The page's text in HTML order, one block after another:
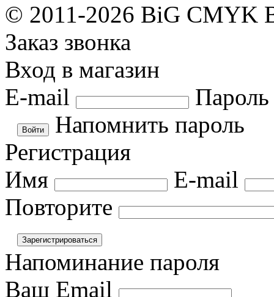
© 2011-2026 BiG CMYK
Заказ звонка
Вход в магазин
E-mail
Пароль
Напомнить пароль
Регистрация
Имя
E-mail
Повторите
Напоминание пароля
Ваш Email